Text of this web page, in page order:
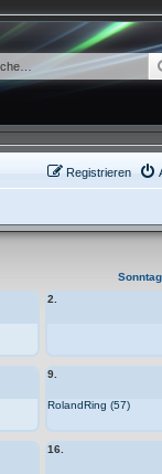
Registrieren
Sonntag
2.
9.
RolandRing (57)
16.